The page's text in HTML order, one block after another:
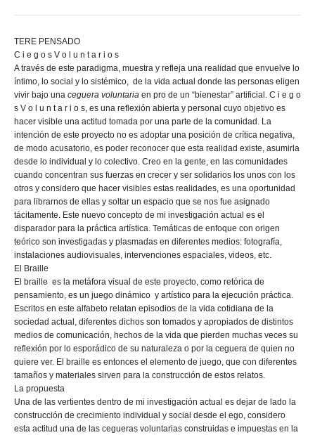
TERE PENSADO
C i e g o s V o l u n t a r i o s
A través de este paradigma, muestra y refleja una realidad que envuelve lo
íntimo, lo social y lo sistémico, de la vida actual donde las personas eligen
vivir bajo una ceguera voluntaria en pro de un “bienestar” artificial. C i e g o
s V o l u n t a r i o s, es una reflexión abierta y personal cuyo objetivo es
hacer visible una actitud tomada por una parte de la comunidad. La
intención de este proyecto no es adoptar una posición de crítica negativa,
de modo acusatorio, es poder reconocer que esta realidad existe, asumirla
desde lo individual y lo colectivo. Creo en la gente, en las comunidades
cuando concentran sus fuerzas en crecer y ser solidarios los unos con los
otros y considero que hacer visibles estas realidades, es una oportunidad
para librarnos de ellas y soltar un espacio que se nos fue asignado
tácitamente. Este nuevo concepto de mi investigación actual es el
disparador para la práctica artística. Temáticas de enfoque con origen
teórico son investigadas y plasmadas en diferentes medios: fotografía,
instalaciones audiovisuales, intervenciones espaciales, videos, etc.
El Braille
El braille es la metáfora visual de este proyecto, como retórica de
pensamiento, es un juego dinámico y artístico para la ejecución práctica.
Escritos en este alfabeto relatan episodios de la vida cotidiana de la
sociedad actual, diferentes dichos son tomados y apropiados de distintos
medios de comunicación, hechos de la vida que pierden muchas veces su
reflexión por lo esporádico de su naturaleza o por la ceguera de quien no
quiere ver. El braille es entonces el elemento de juego, que con diferentes
tamaños y materiales sirven para la construcción de estos relatos.
La propuesta
Una de las vertientes dentro de mi investigación actual es dejar de lado la
construcción de crecimiento individual y social desde el ego, considero
esta actitud una de las cegueras voluntarias construidas e impuestas en la